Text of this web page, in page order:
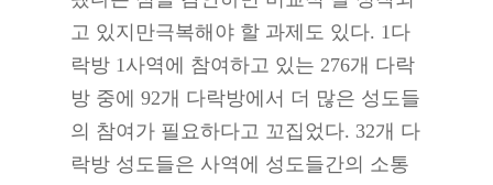
고 있지만극복해야 할 과제도 있다. 1다
락방 1사역에 참여하고 있는 276개 다락
방 중에 92개 다락방에서 더 많은 성도들
의 참여가 필요하다고 꼬집었다. 32개 다
락방 성도들은 사역에 성도들간의 소통